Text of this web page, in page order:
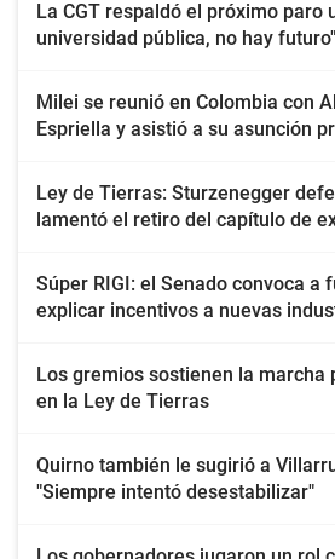
La CGT respaldó el próximo paro
universidad pública, no hay futuro"
Milei se reunió en Colombia con
Espriella y asistió a su asunción
Ley de Tierras: Sturzenegger
lamentó el retiro del capítulo de
Súper RIGI: el Senado convoca a
explicar incentivos a nuevas
Los gremios sostienen la marcha
en la Ley de Tierras
Quirno también le sugirió a
"Siempre intentó desestabilizar"